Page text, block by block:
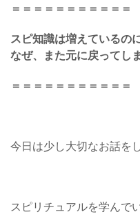
＝＝＝＝＝＝＝＝＝＝＝
スピ知識は増えているの
なぜ、また元に戻ってし
＝＝＝＝＝＝＝＝＝＝＝
今日は少し大切なお話を
スピリチュアルを学んで